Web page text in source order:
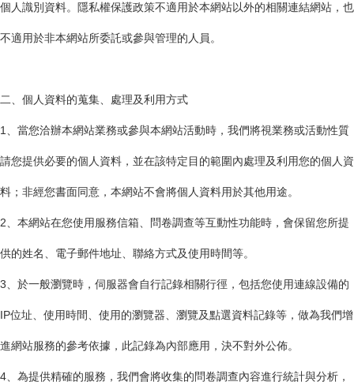
個人識別資料。隱私權保護政策不適用於本網站以外的相關連結網站，也
不適用於非本網站所委託或參與管理的人員。
二、個人資料的蒐集、處理及利用方式
1、當您洽辦本網站業務或參與本網站活動時，我們將視業務或活動性質
請您提供必要的個人資料，並在該特定目的範圍內處理及利用您的個人資
料；非經您書面同意，本網站不會將個人資料用於其他用途。
2、本網站在您使用服務信箱、問卷調查等互動性功能時，會保留您所提
供的姓名、電子郵件地址、聯絡方式及使用時間等。
3、於一般瀏覽時，伺服器會自行記錄相關行徑，包括您使用連線設備的
IP位址、使用時間、使用的瀏覽器、瀏覽及點選資料記錄等，做為我們增
進網站服務的參考依據，此記錄為內部應用，決不對外公佈。
4、為提供精確的服務，我們會將收集的問卷調查內容進行統計與分析，